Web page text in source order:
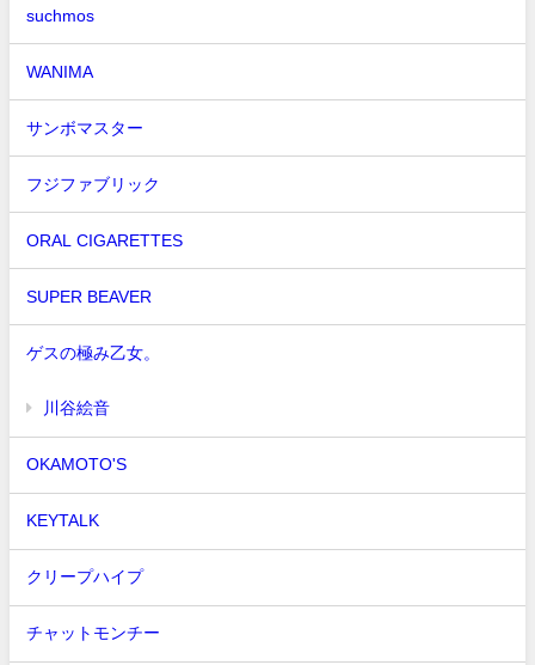
suchmos
WANIMA
サンボマスター
フジファブリック
ORAL CIGARETTES
SUPER BEAVER
ゲスの極み乙女。
川谷絵音
OKAMOTO'S
KEYTALK
クリープハイプ
チャットモンチー